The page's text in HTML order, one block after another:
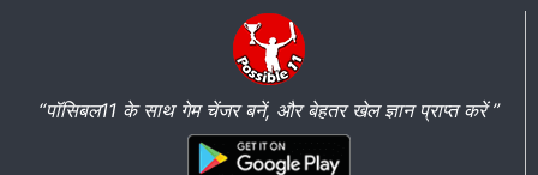
“पॉसिबल11 के साथ गेम चेंजर बनें, और बेहतर खेल ज्ञान प्राप्त करें ”